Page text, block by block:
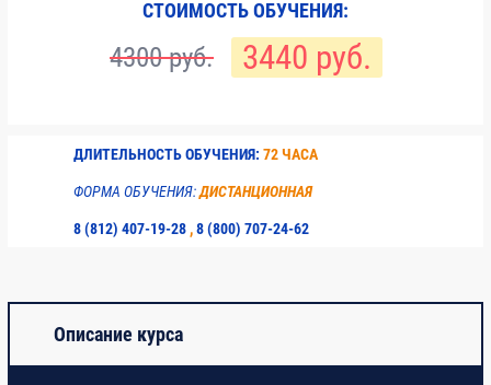
СТОИМОСТЬ ОБУЧЕНИЯ:
4300 руб. 3440 руб.
ДЛИТЕЛЬНОСТЬ ОБУЧЕНИЯ: 72 ЧАСА
ФОРМА ОБУЧЕНИЯ:ДИСТАНЦИОННАЯ
8 (812) 407-19-28 ,8 (800) 707-24-62
Описание курса
решений
Итоговое тестирование